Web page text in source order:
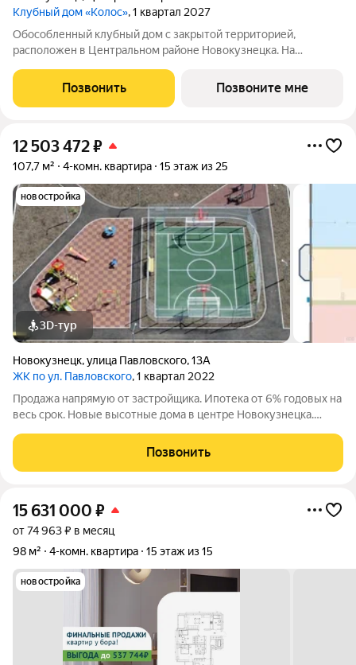
Клубный дом «Колос», 1 квартал 2027
Обособленный клубный дом с закрытой территорией,
расположен в Центральном районе Новокузнецка. На
площадка с прямым выходом из подъезда без пересечения с
проезжей частью. Современные квартиры, уютный
Позвонить Позвоните мне
12 503 472₽
107,7 м² 4-комн. квартира 15 этаж из 25
новостройка
3D-тур
Новокузнецк,улица Павловского,13А
ЖК по ул. Павловского, 1 квартал 2022
Продажа напрямую от застройщика. Ипотека от 6% годовых на
весь срок. Новые высотные дома в центре Новокузнецка.
магазины - в шаговой доступности. Вид из окон на реки Томь и
Аба, с одной стороны,
Позвонить
15 631 000 ₽
от 74 963 ₽ в месяц
98 м²
4-комн. квартира 15 этаж из 15
новостройка